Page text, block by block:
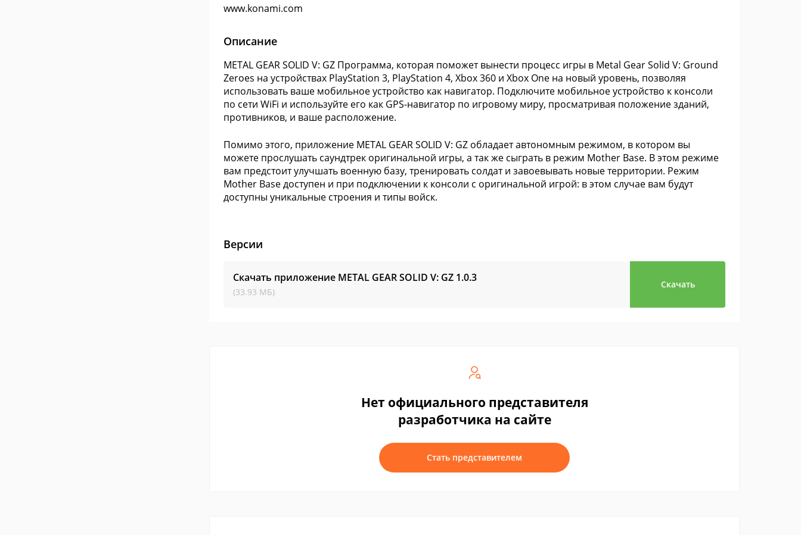
www.konami.com
Описание
METAL GEAR SOLID V: GZ Программа, которая поможет вынести процесс игры в Metal Gear Solid V: Ground
Zeroes на устройствах PlayStation 3, PlayStation 4, Xbox 360 и Xbox One на новый уровень, позволяя
использовать ваше мобильное устройство как навигатор. Подключите мобильное устройство к консоли
по сети WiFi и используйте его как GPS-навигатор по игровому миру, просматривая положение зданий,
противников, и ваше расположение.
Помимо этого, приложение METAL GEAR SOLID V: GZ обладает автономным режимом, в котором вы
можете прослушать саундтрек оригинальной игры, а так же сыграть в режим Mother Base. В этом режиме
вам предстоит улучшать военную базу, тренировать солдат и завоевывать новые территории. Режим
Mother Base доступен и при подключении к консоли с оригинальной игрой: в этом случае вам будут
доступны уникальные строения и типы войск.
Версии
Скачать приложение METAL GEAR SOLID V: GZ 1.0.3
(33.93 МБ)
Скачать
Нет официального представителя
разработчика на сайте
Стать представителем